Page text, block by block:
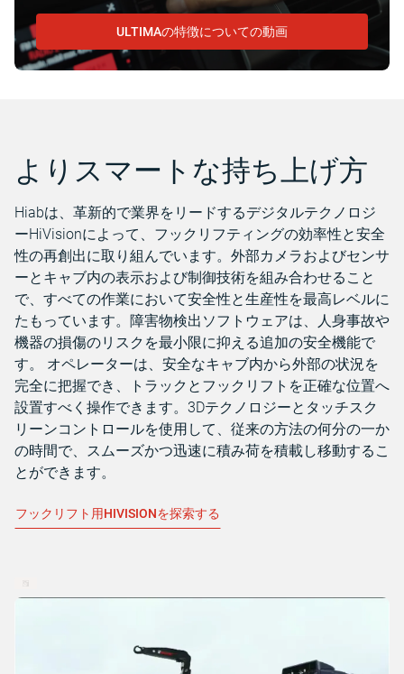
ULTIMAの特徴についての動画
よりスマートな持ち上げ方
Hiabは、革新的で業界をリードするデジタルテクノロジ
ーHiVisionによって、フックリフティングの効率性と安全
性の再創出に取り組んでいます。外部カメラおよびセンサ
ーとキャブ内の表示および制御技術を組み合わせること
で、すべての作業において安全性と生産性を最高レベルに
たもっています。障害物検出ソフトウェアは、人身事故や
機器の損傷のリスクを最小限に抑える追加の安全機能で
す。 オペレーターは、安全なキャブ内から外部の状況を
完全に把握でき、トラックとフックリフトを正確な位置へ
設置すべく操作できます。3Dテクノロジーとタッチスク
リーンコントロールを使用して、従来の方法の何分の一か
の時間で、スムーズかつ迅速に積み荷を積載し移動するこ
とができます。
フックリフト用HIVISIONを探索する